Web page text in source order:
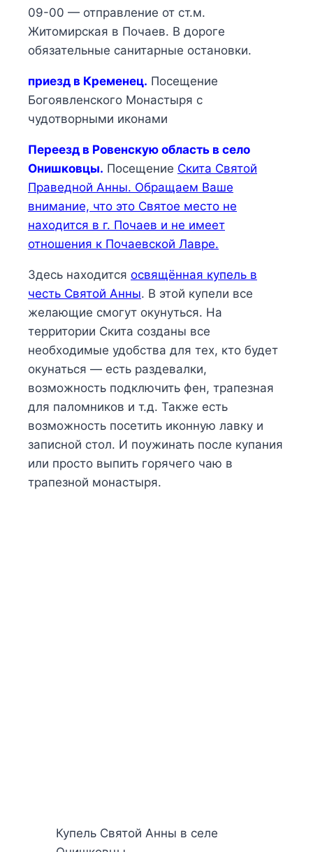
09-00 — отправление от ст.м.
Житомирская в Почаев. В дороге
обязательные санитарные остановки.
приезд в Кременец. Посещение
Богоявленского Монастыря с
чудотворными иконами
Переезд в Ровенскую область в село
Онишковцы. Посещение Скита Святой
Праведной Анны. Обращаем Ваше
внимание, что это Святое место не
находится в г. Почаев и не имеет
отношения к Почаевской Лавре.
Здесь находится освящённая купель в
честь Святой Анны. В этой купели все
желающие смогут окунуться. На
территории Скита созданы все
необходимые удобства для тех, кто будет
окунаться — есть раздевалки,
возможность подключить фен, трапезная
для паломников и т.д. Также есть
возможность посетить иконную лавку и
записной стол. И поужинать после купания
или просто выпить горячего чаю в
трапезной монастыря.
Купель Святой Анны в селе